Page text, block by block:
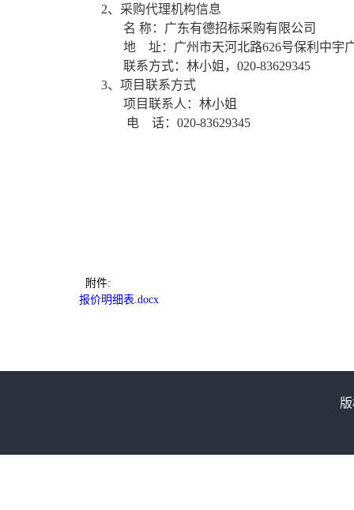
2、 采购代理机构信息
名 称：广东有德招标采购有限公
地 址： 广州市天河北路626号保利中宇
联系方式： 林小姐 ， 020-83629345
3、 项目联系方式
项目联系人： 林小姐
电 话： 020-83629345
附件:
报价明细表.docx